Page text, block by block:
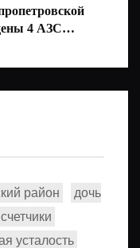
4 АЗС
район
дочь
усталость